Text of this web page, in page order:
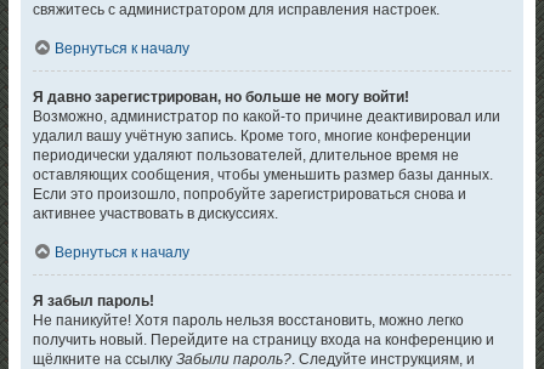
свяжитесь с администратором для исправления настроек.
Вернуться к началу
Я давно зарегистрирован, но больше не могу войти!
Возможно, администратор по какой-то причине деактивировал или
удалил вашу учётную запись. Кроме того, многие конференции
периодически удаляют пользователей, длительное время не
оставляющих сообщения, чтобы уменьшить размер базы данных.
Если это произошло, попробуйте зарегистрироваться снова и
активнее участвовать в дискуссиях.
Вернуться к началу
Я забыл пароль!
Не паникуйте! Хотя пароль нельзя восстановить, можно легко
получить новый. Перейдите на страницу входа на конференцию и
щёлкните на ссылкуЗабыли пароль?. Следуйте инструкциям, и